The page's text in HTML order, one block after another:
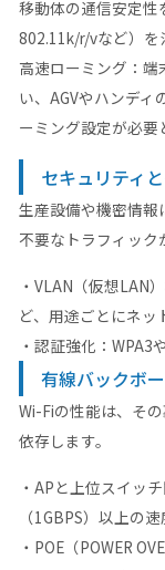
移動体の通信安定性
802.11k/r/vなど）を
高速ローミング：
い、AGVやハンディ
ーミング設定が必要
セキュリティ
生産設備や機密情報
不要なトラフィック
・VLAN（仮想LAN
ど、用途ごとにネッ
・認証強化：WPA3
有線バックボ
Wi-Fiの性能は、そ
依存します。
・APと上位スイッ
（1GBPS）以上の速
・POE（POWER